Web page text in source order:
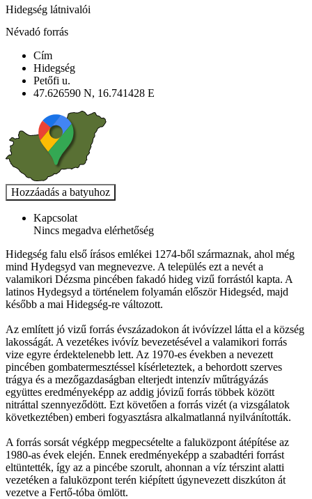
Hidegség látnivalói
Névadó forrás
Cím
Hidegség
Petőfi u.
47.626590 N, 16.741428 E
Kapcsolat
Nincs megadva elérhetőség
Hidegség falu első írásos emlékei 1274-ből származnak, ahol még
mind Hydegsyd van megnevezve. A település ezt a nevét a
valamikori Dézsma pincében fakadó hideg vizű forrástól kapta. A
latinos Hydegsyd a történelem folyamán először Hidegséd, majd
később a mai Hidegség-re változott.
Az említett jó vizű forrás évszázadokon át ivóvízzel látta el a község
lakosságát. A vezetékes ivóvíz bevezetésével a valamikori forrás
vize egyre érdektelenebb lett. Az 1970-es években a nevezett
pincében gombatermesztéssel kísérleteztek, a behordott szerves
trágya és a mezőgazdaságban elterjedt intenzív műtrágyázás
együttes eredményeképp az addig jóvizű forrás többek között
nitráttal szennyeződött. Ezt követően a forrás vizét (a vizsgálatok
következtében) emberi fogyasztásra alkalmatlanná nyilvánították.
A forrás sorsát végképp megpecsételte a faluközpont átépítése az
1980-as évek elején. Ennek eredményeképp a szabadtéri forrást
eltüntették, így az a pincébe szorult, ahonnan a víz térszint alatti
vezetéken a faluközpont terén kiépített úgynevezett diszkúton át
vezetve a Fertő-tóba ömlött.